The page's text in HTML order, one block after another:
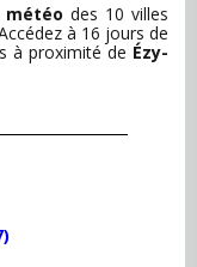
météo des 10 villes
à 16 jours de
à proximité de Ézy-